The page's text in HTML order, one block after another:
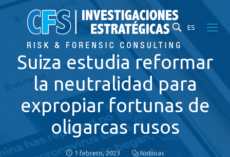
ES
Suiza estudia reformar
la neutralidad para
expropiar fortunas de
oligarcas rusos
1 febrero, 2023 Noticias